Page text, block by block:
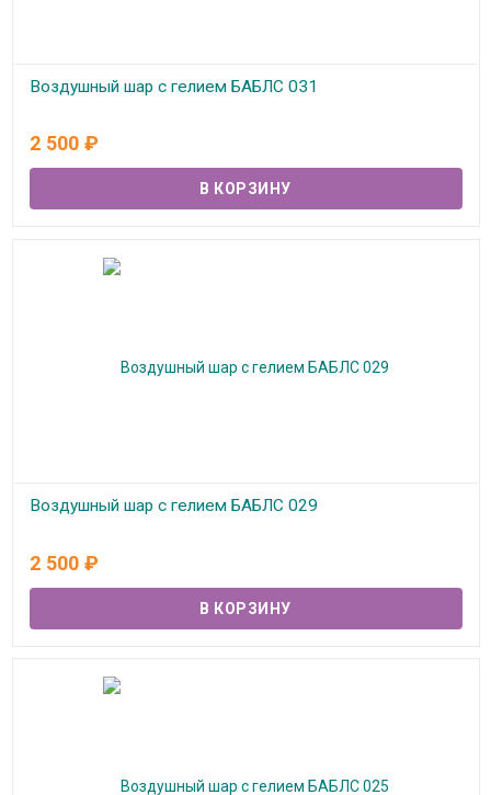
Воздушный шар с гелием БАБЛС 031
2 500 ₽
Воздушный шар с гелием БАБЛС 029
2 500 ₽